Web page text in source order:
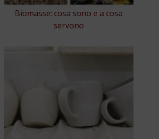
Biomasse: cosa sono e a cosa
servono